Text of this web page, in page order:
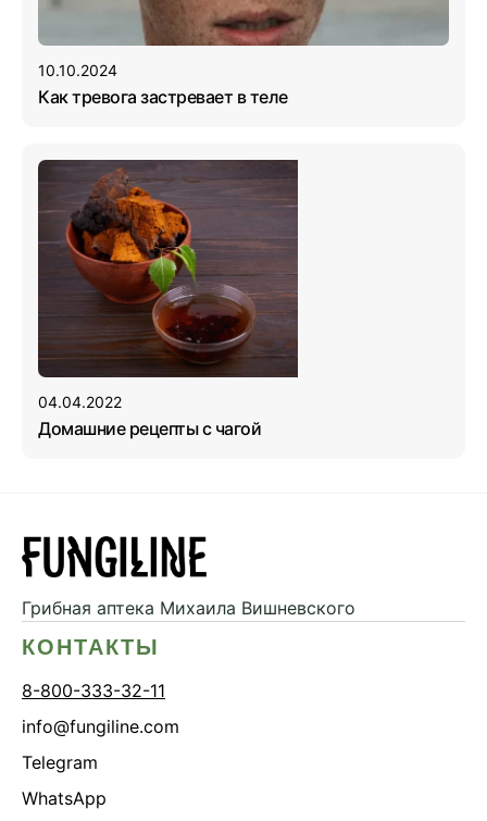
10.10.2024
Как тревога застревает в теле
04.04.2022
Домашние рецепты с чагой
Грибная аптека Михаила Вишневского
КОНТАКТЫ
8-800-333-32-11
info@fungiline.com
Telegram
WhatsApp